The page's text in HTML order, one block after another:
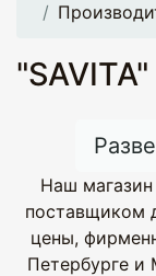
"SAVITA"
Наш
поставщиком
цены,
Петербурге и